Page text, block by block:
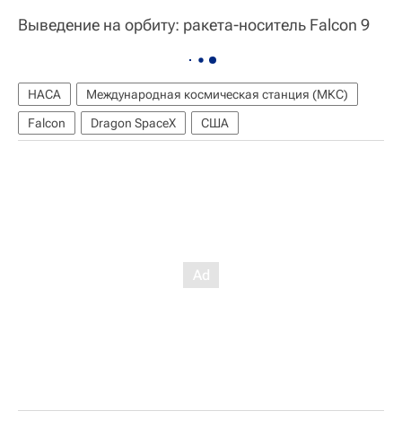
Выведение на орбиту: ракета-носитель Falcon 9
НАСА
Международная космическая станция (МКС)
Falcon
Dragon SpaceX США